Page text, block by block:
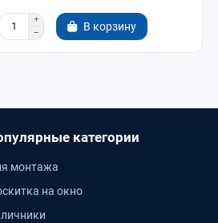
В корзину
категории
монтажа
на окно